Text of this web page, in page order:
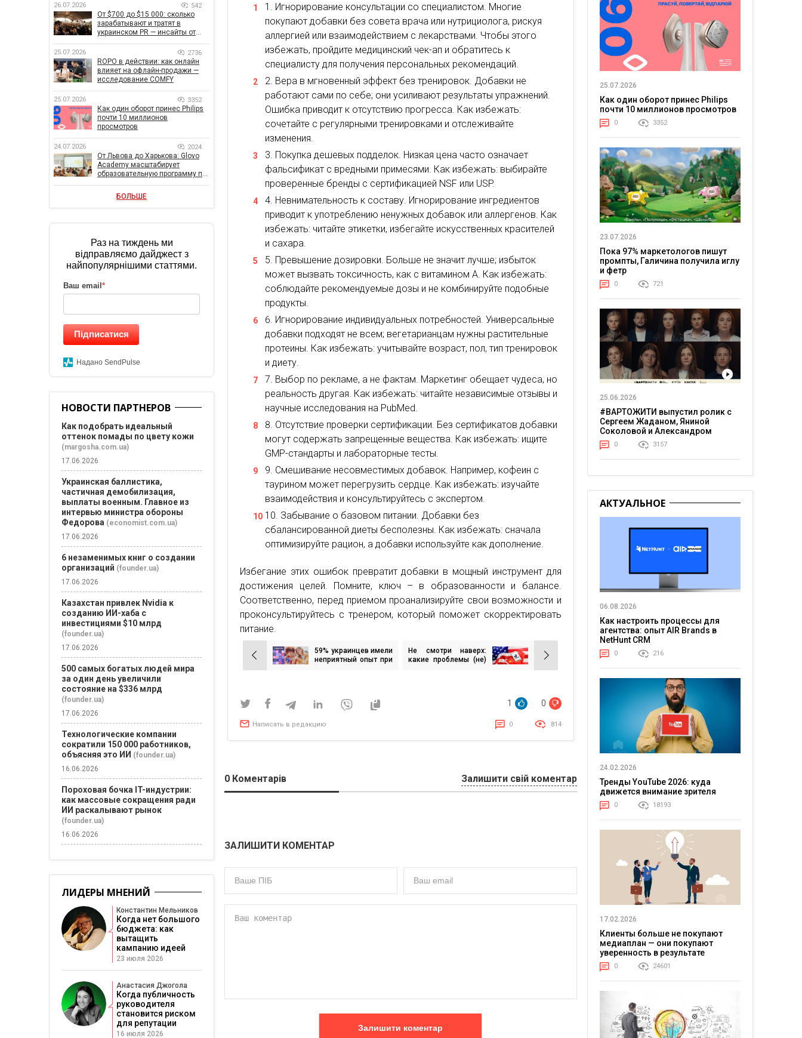
Игнорирование консультации со специалистом. Многие
покупают добавки без совета врача или нутрициолога, рискуя
аллергией или взаимодействием с лекарствами. Чтобы этого
избежать, пройдите медицинский чек-ап и обратитесь к
специалисту для получения персональных рекомендаций.
Вера в мгновенный эффект без тренировок. Добавки не
работают сами по себе; они усиливают результаты упражнений.
Ошибка приводит к отсутствию прогресса. Как избежать:
сочетайте с регулярными тренировками и отслеживайте
изменения.
Покупка дешевых подделок. Низкая цена часто означает
фальсификат с вредными примесями. Как избежать: выбирайте
проверенные бренды с сертификацией NSF или USP.
Невнимательность к составу. Игнорирование ингредиентов
приводит к употреблению ненужных добавок или аллергенов. Как
избежать: читайте этикетки, избегайте искусственных красителей
и сахара.
Превышение дозировки. Больше не значит лучше; избыток
может вызвать токсичность, как с витамином A. Как избежать:
соблюдайте рекомендуемые дозы и не комбинируйте подобные
продукты.
Игнорирование индивидуальных потребностей. Универсальные
добавки подходят не всем; вегетарианцам нужны растительные
протеины. Как избежать: учитывайте возраст, пол, тип тренировок
и диету.
Выбор по рекламе, а не фактам. Маркетинг обещает чудеса, но
реальность другая. Как избежать: читайте независимые отзывы и
научные исследования на PubMed.
Отсутствие проверки сертификации. Без сертификатов добавки
могут содержать запрещенные вещества. Как избежать: ищите
GMP-стандарты и лабораторные тесты.
Смешивание несовместимых добавок. Например, кофеин с
таурином может перегрузить сердце. Как избежать: изучайте
взаимодействия и консультируйтесь с экспертом.
Забывание о базовом питании. Добавки без
сбалансированной диеты бесполезны. Как избежать: сначала
оптимизируйте рацион, а добавки используйте как дополнение.
Избегание этих ошибок превратит добавки в мощный инструмент для
достижения целей. Помните, ключ – в образованности и балансе.
Соответственно, перед приемом проанализируйте свои возможности и
проконсультируйтесь с тренером, который поможет скорректировать
питание.
Навигация
по
59% украинцев имели
неприятный опыт при
сталкивались —
Не смотри наверх:
какие проблемы (не)
1 0
Написать в редакцию 0 814
0 Коментарів Залишити свій коментар
ЗАЛИШИТИ КОМЕНТАР
Залишити коментар
26.07.2026 542
От $700 до $15 000: сколько
зарабатывают и тратят в
украинском PR — инсайты от
25.07.2026 2736
ROPO в действии: как онлайн
влияет на офлайн-продажи —
исследование COMFY
25.07.2026 3352
Как один оборот принес Philips
почти 10 миллионов
просмотров
24.07.2026 2024
От Львова до Харькова: Glovo
Academy масштабирует
образовательную программу по
бизнеса
БОЛЬШЕ
Раз на тиждень ми
відправляємо дайджест з
найпопулярнішими статтями.
Ваш email *
Підписатися
Надано SendPulse
НОВОСТИ ПАРТНЕРОВ
Как подобрать идеальный
оттенок помады по цвету кожи
(margosha.com.ua)
17.06.2026
Украинская баллистика,
частичная демобилизация,
выплаты военным. Главное из
интервью министра обороны
Федорова (economist.com.ua)
17.06.2026
6 незаменимых книг о создании
организаций (founder.ua)
17.06.2026
Казахстан привлек Nvidia к
созданию ИИ-хаба с
инвестициями $10 млрд
(founder.ua)
17.06.2026
500 самых богатых людей мира
за один день увеличили
состояние на $336 млрд
(founder.ua)
17.06.2026
Технологические компании
сократили 150 000 работников,
объясняя это ИИ (founder.ua)
16.06.2026
Пороховая бочка IT-индустрии:
как массовые сокращения ради
ИИ раскалывают рынок
(founder.ua)
16.06.2026
ЛИДЕРЫ МНЕНИЙ
Константин Мельников
Когда нет большого
бюджета: как
вытащить
кампанию идеей
23 июля 2026
Анастасия Джогола
Когда публичность
руководителя
становится риском
для репутации
16 июля 2026
25.07.2026
Как один оборот принес Philips
почти 10 миллионов просмотров
0 3352
23.07.2026
Пока 97% маркетологов пишут
промпты, Галичина получила иглу
и фетр
0 721
25.06.2026
#ВАРТОЖИТИ выпустил ролик с
Сергеем Жаданом, Яниной
Соколовой и Александром
Тереном о жизни в постоянном
напряжении
0 3157
АКТУАЛЬНОЕ
06.08.2026
Как настроить процессы для
агентства: опыт AIR Brands в
NetHunt CRM
0 216
24.02.2026
Тренды YouTube 2026: куда
движется внимание зрителя
0 18193
17.02.2026
Клиенты больше не покупают
медиаплан — они покупают
уверенность в результате
0 24601